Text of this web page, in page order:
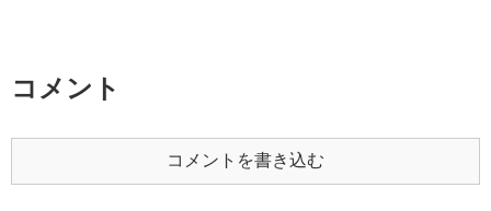
コメント
コメントを書き込む